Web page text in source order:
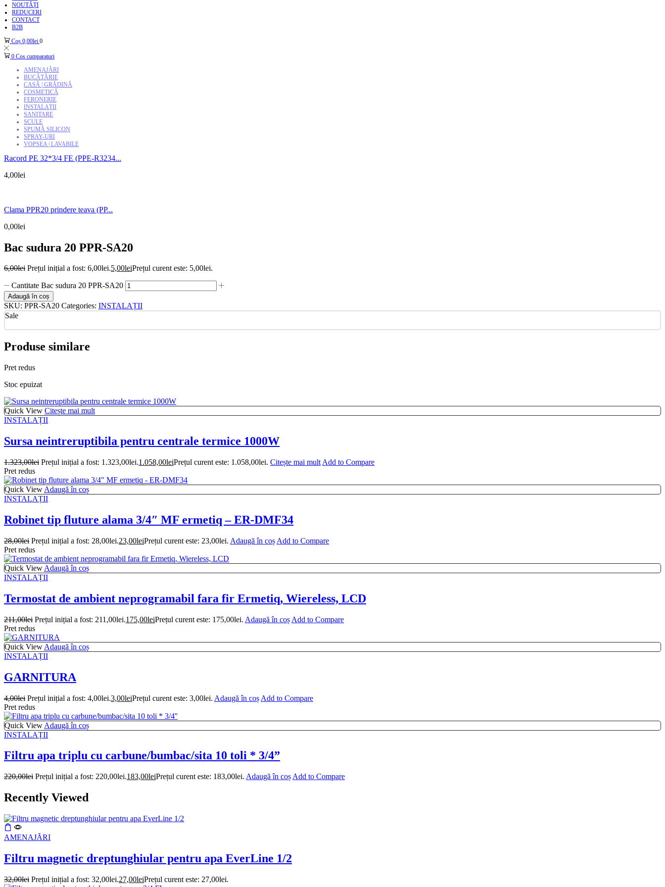
NOUTĂȚI
REDUCERI
CONTACT
B2B
Coș 0,00lei 0
0 Cos cumparaturi
AMENAJĂRI
BUCĂTĂRIE
CASĂ | GRĂDINĂ
COSMETICĂ
FERONERIE
INSTALAȚII
SANITARE
SCULE
SPUMĂ SILICON
SPRAY-URI
VOPSEA | LAVABILE
Racord PE 32*3/4 FE (PPE-R3234...
4,00lei
Clama PPR20 prindere teava (PP...
0,00lei
Bac sudura 20 PPR-SA20
6,00lei Prețul inițial a fost: 6,00lei.5,00leiPrețul curent este: 5,00lei.
Cantitate Bac sudura 20 PPR-SA20
Adaugă în coș
SKU: PPR-SA20 Categories: INSTALAȚII
Sale
Produse similare
Pret redus
Stoc epuizat
Quick View Citește mai mult
INSTALAȚII
Sursa neintreruptibila pentru centrale termice 1000W
1.323,00lei Prețul inițial a fost: 1.323,00lei.1.058,00leiPrețul curent este: 1.058,00lei. Citește mai mult Add to Compare
Pret redus
Quick View Adaugă în coș
INSTALAȚII
Robinet tip fluture alama 3/4″ MF ermetiq – ER-DMF34
28,00lei Prețul inițial a fost: 28,00lei.23,00leiPrețul curent este: 23,00lei. Adaugă în coș Add to Compare
Pret redus
Quick View Adaugă în coș
INSTALAȚII
Termostat de ambient neprogramabil fara fir Ermetiq, Wiereless, LCD
211,00lei Prețul inițial a fost: 211,00lei.175,00leiPrețul curent este: 175,00lei. Adaugă în coș Add to Compare
Pret redus
Quick View Adaugă în coș
INSTALAȚII
GARNITURA
4,00lei Prețul inițial a fost: 4,00lei.3,00leiPrețul curent este: 3,00lei. Adaugă în coș Add to Compare
Pret redus
Quick View Adaugă în coș
INSTALAȚII
Filtru apa triplu cu carbune/bumbac/sita 10 toli * 3/4”
220,00lei Prețul inițial a fost: 220,00lei.183,00leiPrețul curent este: 183,00lei. Adaugă în coș Add to Compare
Recently Viewed
AMENAJĂRI
Filtru magnetic dreptunghiular pentru apa EverLine 1/2
32,00lei Prețul inițial a fost: 32,00lei.27,00leiPrețul curent este: 27,00lei.